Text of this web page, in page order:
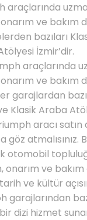
araçlarında
ve bakım
bazıları
İzmir’dir.
araçlarında
ve bakım
garajlardan
Klasik Araba
aracı
göz
otomobil
onarım ve
ve kültür
garajlarından
dizi hizmet